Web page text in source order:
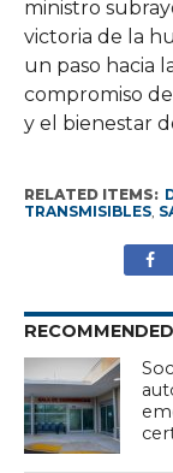
ministro
victoria de la
un paso hacia
compromiso
y el bienestar
RELATED ITEMS:
TRANSMISIBLES,